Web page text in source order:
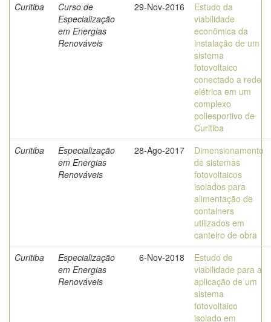
Curitiba
Curso de
Especialização
em Energias
Renováveis
29-Nov-2016
Estudo da
viabilidade
econômica da
instalação de um
sistema
fotovoltaico
conectado a rede
elétrica em um
complexo
poliesportivo de
Curitiba
Curitiba
Especialização
em Energias
Renováveis
28-Ago-2017
Dimensionamento
de sistemas
fotovoltaicos
isolados para
alimentação de
containers
utilizados em
canteiro de obra
Curitiba
Especialização
em Energias
Renováveis
6-Nov-2018
Estudo de
viabilidade para a
aplicação de um
sistema
fotovoltaico
isolado em